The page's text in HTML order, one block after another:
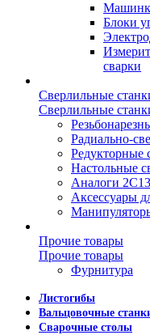
Блоки
сварки
Сверлильные
Сверлильные
Радиально-
Редукторные
Настольные
Аналоги
Аксессуары
Прочие товары
Прочие товары
Фурнитура
Листогибы
Вальцовочные
Сварочные столы